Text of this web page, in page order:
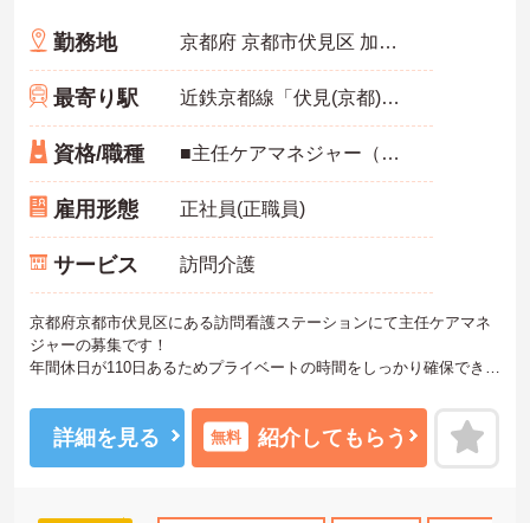
勤務地 京都府 京都市伏見区 加賀屋町731 ノーブル伏見1F
最寄り駅 近鉄京都線「伏見(京都)駅」徒歩6分
資格/職種 ■主任ケアマネジャー（主任介護支援専門員） 必須 ■経験必須
雇用形態 正社員(正職員)
サービス 訪問介護
京都府京都市伏見区にある訪問看護ステーションにて主任ケアマネ
ジャーの募集です！
年間休日が110日あるためプライベートの時間をしっかり確保でき、
また、最寄駅から徒歩圏内のため、ストレスなく快適に通勤が可能
です！
ご興味のある方には、面接対策ポイントなど、さらに詳細をお話し
詳細を見る 無料 紹介してもらう